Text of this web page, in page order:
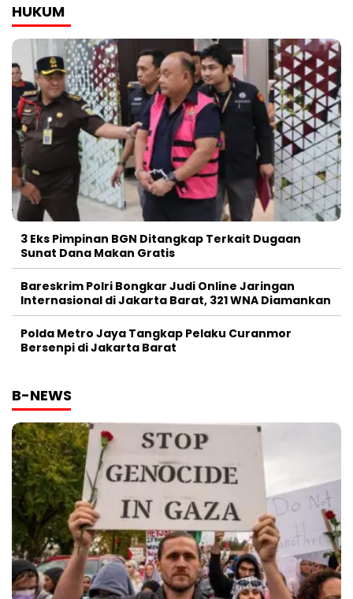
HUKUM
3 Eks Pimpinan BGN Ditangkap Terkait Dugaan
Sunat Dana Makan Gratis
Bareskrim Polri Bongkar Judi Online Jaringan
Internasional di Jakarta Barat, 321 WNA Diamankan
Polda Metro Jaya Tangkap Pelaku Curanmor
Bersenpi di Jakarta Barat
B-NEWS